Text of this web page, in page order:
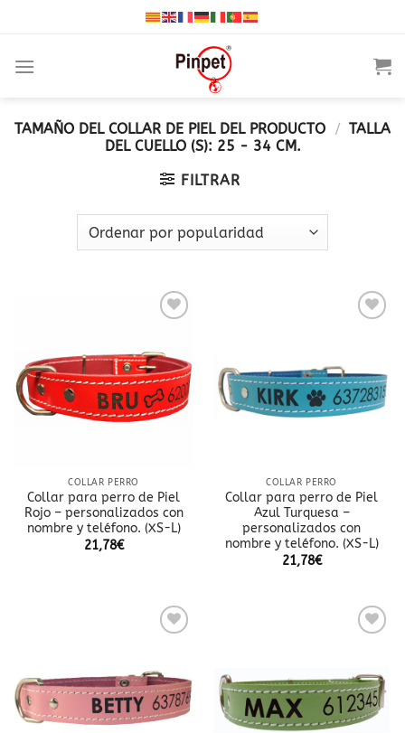
TAMAÑO DEL COLLAR DE PIEL DEL PRODUCTO / TALLA
DEL CUELLO (S): 25 - 34 CM.
FILTRAR
lista
de
deseos
COLLAR PERRO
Collar para perro de Piel
Rojo – personalizados con
nombre y teléfono. (XS-L)
21,78€
deseos
COLLAR PERRO
Collar para perro de Piel
Azul Turquesa –
personalizados con
nombre y teléfono. (XS-L)
21,78€
lista
de
deseos
lista
de
deseos